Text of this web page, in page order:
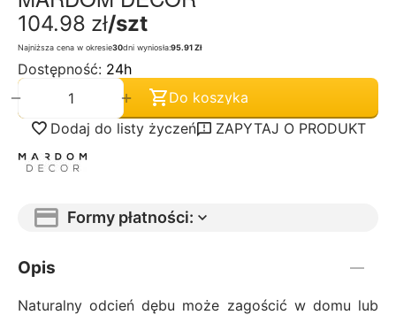
104.98 zł/szt
Najniższa cena w okresie30dni wyniosła:95.91 Zł
Dostępność: 24h
+
−
Do koszyka
Dodaj do listy życzeń
ZAPYTAJ O PRODUKT
Formy płatności:
Opis
Naturalny odcień dębu może zagościć w domu lub